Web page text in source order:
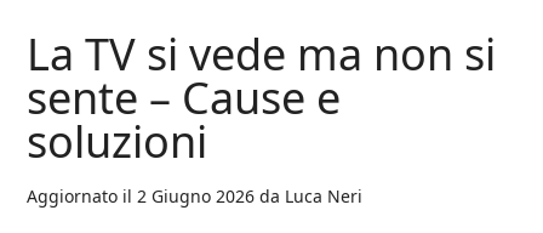
La TV si vede ma non si
sente – Cause e
soluzioni
Aggiornato il2 Giugno 2026 da Luca Neri